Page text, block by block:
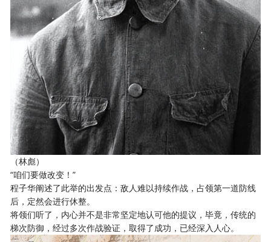
（林彪）
“咱们要做改变！”
程子华阐述了此举的出发点：敌人难以持续作战，占领第一道防线
后，定然会进行休整。
将领们听了，内心并不是非常坚定地认可他的提议，毕竟，传统的
梯次防御，经过多次作战验证，取得了成功，已经深入人心。